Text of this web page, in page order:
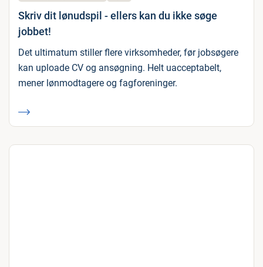
Skriv dit lønudspil - ellers kan du ikke søge
jobbet!
Det ultimatum stiller flere virksomheder, før jobsøgere
kan uploade CV og ansøgning. Helt uacceptabelt,
mener lønmodtagere og fagforeninger.